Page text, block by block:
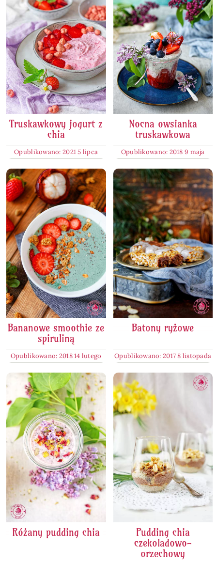
Truskawkowy jogurt z
chia
Opublikowano: 2021 5 lipca
Nocna owsianka
truskawkowa
Opublikowano: 2018 9 maja
Bananowe smoothie ze
spiruliną
Opublikowano: 2018 14 lutego
Batony ryżowe
Opublikowano: 2017 8 listopada
Różany pudding chia
Pudding chia
czekoladowo-
orzechowy